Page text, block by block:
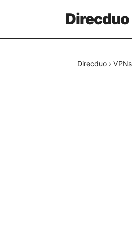
Direcduo
Direcduo › VPNs